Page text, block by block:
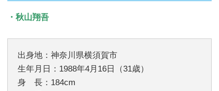
・秋山翔吾
出身地：神奈川県横須賀市
生年月日：1988年4月16日（31歳）
身 長：184cm